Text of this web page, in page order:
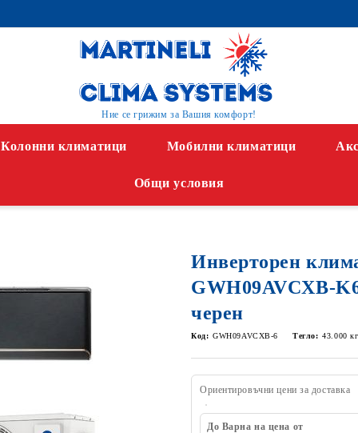
Ние се грижим за Вашия комфорт!
Колонни климатици Мобилни климатици
Общи условия
Инверторен
GWH09AVCXB-
черен
Код: GWH09AVCXB-6 Тегло: 43.000 кг
Ориентировъчни цени за доставка
До Варна на цена от